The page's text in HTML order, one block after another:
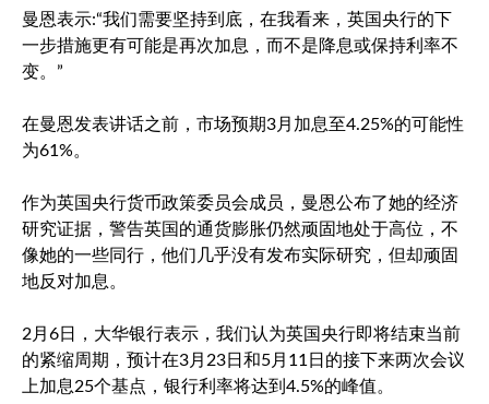
曼恩表示:“我们需要坚持到底，在我看来，英国央行的下
一步措施更有可能是再次加息，而不是降息或保持利率不
变。”
在曼恩发表讲话之前，市场预期3月加息至4.25%的可能性
为61%。
作为英国央行货币政策委员会成员，曼恩公布了她的经济
研究证据，警告英国的通货膨胀仍然顽固地处于高位，不
像她的一些同行，他们几乎没有发布实际研究，但却顽固
地反对加息。
2月6日，大华银行表示，我们认为英国央行即将结束当前
的紧缩周期，预计在3月23日和5月11日的接下来两次会议
上加息25个基点，银行利率将达到4.5%的峰值。